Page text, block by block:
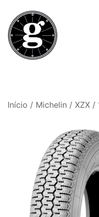
content
Início / Michelin / XZX /